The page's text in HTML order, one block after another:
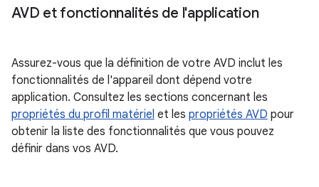
AVD et fonctionnalités de l'application
Assurez-vous que la définition de votre AVD inclut les
fonctionnalités de l'appareil dont dépend votre
application. Consultez les sections concernant les
propriétés du profil matériel et les propriétés AVD pour
obtenir la liste des fonctionnalités que vous pouvez
définir dans vos AVD.